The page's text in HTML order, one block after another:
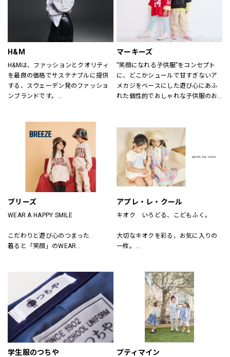
H&M
H&Mは、ファッションとクオリティ
を最良の価格でサステナブルに提供
する、スウェーデン発のファッショ
ンブランドです。
さまをお迎えしています。
H&Mお問い合わせ窓口:
https://lin.ee/k1gDN7M（LINEでの
お問い合わせ）
マーキーズ
”笑顔になれる子供服”をコンセプト
に、どこかシュールで甘すぎないア
メカジをベースにした遊び心にあふ
れた個性的でおしゃれな子供服のお
ブリーズ
WEAR A HAPPY SMILE
こだわりと遊び心のつまった
着ると「笑顔」のWEAR
アプレ・レ・クール
キオク　いろどる、こどもふく。
大切なキオクを彩る、お気に入りの
一枚。
日々を　トクベツに過ごせるそんな
「一枚」をお届けします。
学生服のつちや プティマイン